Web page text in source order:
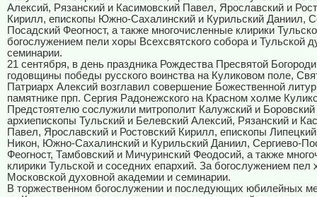
Алексий, Рязанский и Касимовский Павел, Ярославский и
Кирилл, епископы Южно-Сахалинский и Курильский Даниил,
Посадский Феогност, а также многочисленные клирики
богослужением пели хоры Всехсвятского собора и Тульской
семинарии.
21 сентября, в день праздника Рождества Пресвятой
годовщины победы русского воинства на Куликовом поле,
Патриарх Алексий возглавил совершение Божественной
памятнике прп. Сергия Радонежского на Красном холме
Предстоятелю сослужили митрополит Калужский и Боровский
архиепископы Тульский и Белевский Алексий, Рязанский и
Павел, Ярославский и Ростовский Кирилл, епископы
Никон, Южно-Сахалинский и Курильский Даниил, Сергиево-
Феогност, Тамбовский и Мичуринский Феодосий, а также
клирики Тульской и соседних епархий. За богослужением пел
Московской духовной академии и семинарии.
В торжественном богослужении и последующих юбилейных